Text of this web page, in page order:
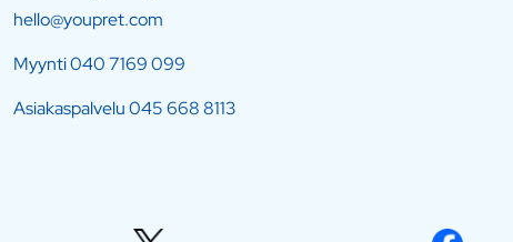
hello@youpret.com
Myynti040 7169 099
Asiakaspalvelu045 668 8113